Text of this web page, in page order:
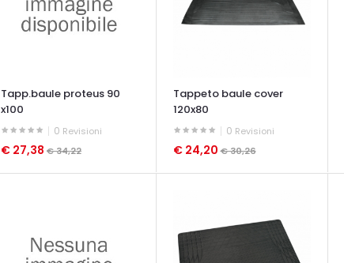
Tapp.baule proteus 90
x100
0 Revisioni
€ 27,38 € 34,22
OCCHIATA VELOCE
Tappeto baule cover
120x80
0 Revisioni
€ 24,20€ 30,26
OCCHIATA VELOCE